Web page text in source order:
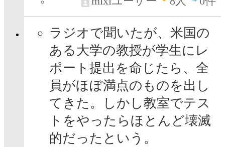
ラジオで聞いたが、米国の
ある大学の教授が学生にレ
ポート提出を命じたら、全
員がほぼ満点のものを出し
てきた。しかし教室でテス
トをやったらほとんど壊滅
的だったという。